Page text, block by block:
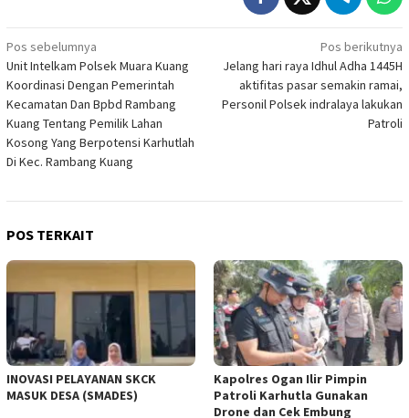
Navigasi
pos
Pos sebelumnya
Unit Intelkam Polsek Muara Kuang
Koordinasi Dengan Pemerintah
Kecamatan Dan Bpbd Rambang
Kuang Tentang Pemilik Lahan
Kosong Yang Berpotensi Karhutlah
Di Kec. Rambang Kuang
Pos berikutnya
Jelang hari raya Idhul Adha 1445H
aktifitas pasar semakin ramai,
Personil Polsek indralaya lakukan
Patroli
POS TERKAIT
INOVASI PELAYANAN SKCK
MASUK DESA (SMADES)
Kapolres Ogan Ilir Pimpin
Patroli Karhutla Gunakan
Drone dan Cek Embung